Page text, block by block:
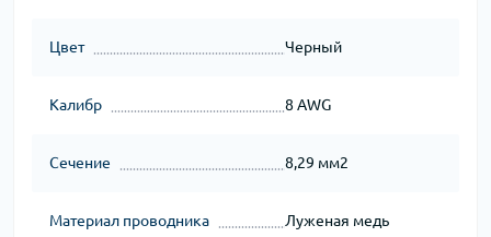
Цвет Черный
Калибр 8 AWG
Сечение 8,29 мм2
Материал проводника Луженая медь